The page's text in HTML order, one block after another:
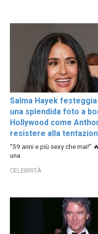
Salma Hayek
una splendida foto a
Hollywood come
resistere alla
“59 anni e più sexy che mai!”
una
CELEBRITÀ